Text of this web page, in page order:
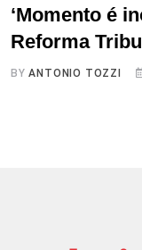
‘Momento é
Reforma
BYANTONIO TOZZI